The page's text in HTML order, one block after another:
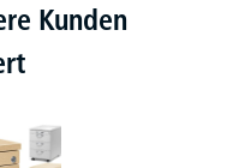
Kunden